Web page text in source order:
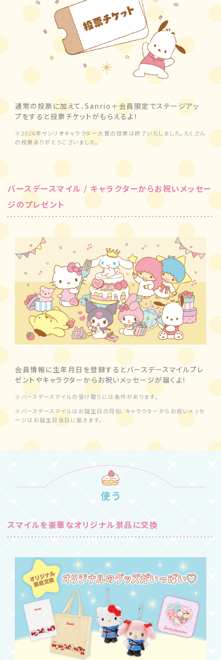
通常の投票に加えて、Sanrio＋会員限定でステージアッ
プをすると投票チケットがもらえるよ！
※2026年サンリオキャラクター大賞の投票は終了いたしました。たくさん
の投票ありがとうございました。
バースデースマイル / キャラクターからお祝いメッセー
ジのプレゼント
会員情報に生年月日を登録するとバースデースマイルプレ
ゼントやキャラクターからお祝いメッセージが届くよ！
※バースデースマイルの受け取りには条件があります。
※バースデースマイルはお誕生日の月初、キャラクターからお祝いメッセ
ージはお誕生日当日に届きます。
使う
スマイルを豪華なオリジナル景品に交換